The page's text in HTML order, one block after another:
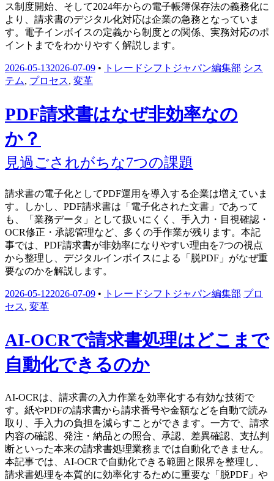
ス制度開始、そして2024年からの電子帳簿保存法の義務化に
より、請求書のデジタル化対応は企業の急務となっていま
す。電子インボイスの定義から制度との関係、実務対応のポ
イントまでをわかりやすく解説します。
2026-05-132026-07-09 • トレードシフトジャパン編集部 シス
テム, プロセス, 変革
PDF請求書はなぜ非効率なの
か？
見過ごされがちな7つの課題
請求書の電子化としてPDF運用を導入する企業は増えていま
す。しかし、PDF請求書は「電子化された文書」であって
も、「業務データ」として扱いにくく、手入力・目視確認・
OCR修正・承認管理など、多くの手作業が残ります。本記
事では、PDF請求書が非効率になりやすい理由を7つの視点
から整理し、デジタルインボイスによる「脱PDF」がなぜ重
要なのかを解説します。
2026-05-122026-07-09 • トレードシフトジャパン編集部 プロ
セス, 変革
AI-OCRで請求書処理はどこまで
自動化できるのか
AI-OCRは、請求書の入力作業を効率化する有効な技術で
す。紙やPDFの請求書から請求番号や金額などを自動で読み
取り、手入力の負担を減らすことができます。一方で、請求
内容の確認、発注・納品との照合、承認、差異確認、支払判
断といった本来の請求書処理業務までは自動化できません。
本記事では、AI-OCRで自動化できる範囲と限界を整理し、
請求書処理を本質的に効率化するために重要な「脱PDF」や